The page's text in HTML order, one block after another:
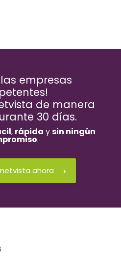
las empresas
de manera
30 días.
, rápida ysin ningún
.
ahora